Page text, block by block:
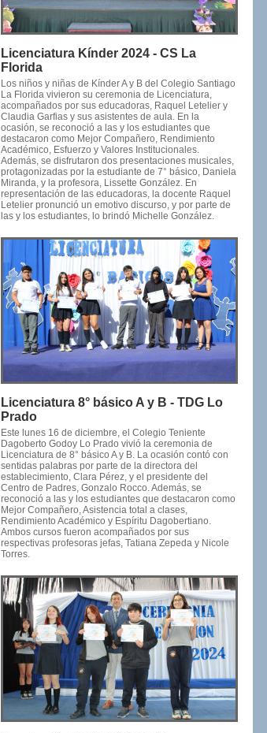
Licenciatura Kínder 2024 - CS La
Florida
Los niños y niñas de Kínder A y B del Colegio Santiago
La Florida vivieron su ceremonia de Licenciatura,
acompañados por sus educadoras, Raquel Letelier y
Claudia Garfias y sus asistentes de aula. En la
ocasión, se reconoció a las y los estudiantes que
destacaron como Mejor Compañero, Rendimiento
Académico, Esfuerzo y Valores Institucionales.
Además, se disfrutaron dos presentaciones musicales,
protagonizadas por la estudiante de 7° básico, Daniela
Miranda, y la profesora, Lissette González. En
representación de las educadoras, la docente Raquel
Letelier pronunció un emotivo discurso, y por parte de
las y los estudiantes, lo brindó Michelle González.
Licenciatura 8° básico A y B - TDG Lo
Prado
Este lunes 16 de diciembre, el Colegio Teniente
Dagoberto Godoy Lo Prado vivió la ceremonia de
Licenciatura de 8° básico A y B. La ocasión contó con
sentidas palabras por parte de la directora del
establecimiento, Clara Pérez, y el presidente del
Centro de Padres, Gonzalo Rocco. Además, se
reconoció a las y los estudiantes que destacaron como
Mejor Compañero, Asistencia total a clases,
Rendimiento Académico y Espíritu Dagobertiano.
Ambos cursos fueron acompañados por sus
respectivas profesoras jefas, Tatiana Zepeda y Nicole
Torres.